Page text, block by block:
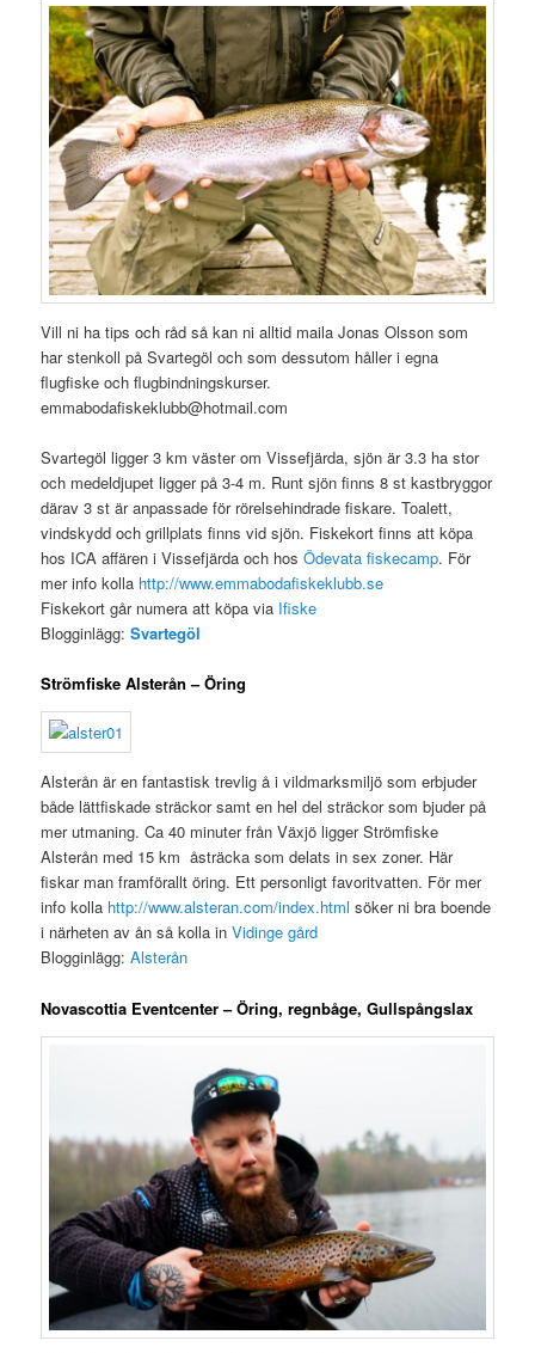
Vill ni ha tips och råd så kan ni alltid maila Jonas Olsson som
har stenkoll på Svartegöl och som dessutom håller i egna
flugfiske och flugbindningskurser.
emmabodafiskeklubb@hotmail.com
Svartegöl ligger 3 km väster om Vissefjärda, sjön är 3.3 ha stor
och medeldjupet ligger på 3-4 m. Runt sjön finns 8 st kastbryggor
därav 3 st är anpassade för rörelsehindrade fiskare. Toalett,
vindskydd och grillplats finns vid sjön. Fiskekort finns att köpa
hos ICA affären i Vissefjärda och hosÖdevata fiskecamp. För
mer info kolla http://www.emmabodafiskeklubb.se
Fiskekort går numera att köpa via Ifiske
Blogginlägg: Svartegöl
Strömfiske Alsterån – Öring
Alsterån är en fantastisk trevlig å i vildmarksmiljö som erbjuder
både lättfiskade sträckor samt en hel del sträckor som bjuder på
mer utmaning. Ca 40 minuter från Växjö ligger Strömfiske
Alsterån med 15 km åsträcka som delats in sex zoner. Här
fiskar man framförallt öring. Ett personligt favoritvatten. För mer
info kolla http://www.alsteran.com/index.html söker ni bra boende
i närheten av ån så kolla inVidinge gård
Blogginlägg:Alsterån
Novascottia Eventcenter – Öring, regnbåge, Gullspångslax